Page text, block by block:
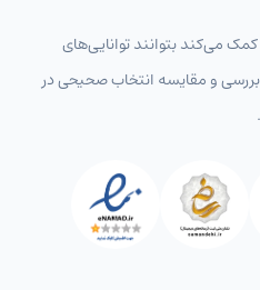
می‌کند بتوانند توانایی‌های
بررسی و مقایسه انتخاب‌ صحیحی در